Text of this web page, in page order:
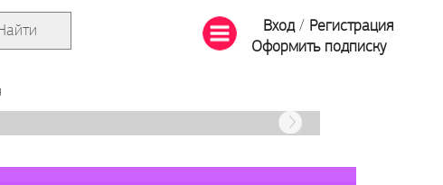
Вход/ Регистрация
Оформить подписку